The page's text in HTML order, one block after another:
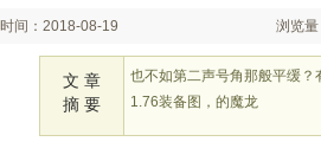
时间：2018-08-19 浏览
文 章
摘 要
也不如第二声号角那般平缓
1.76装备图，的魔龙